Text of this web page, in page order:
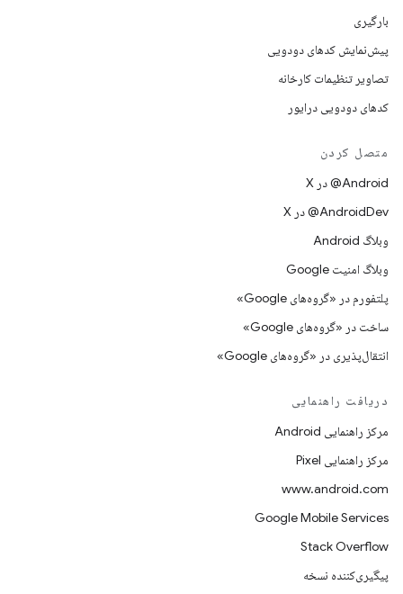
بارگیری
پیش‌نمایش کدهای دودویی
تصاویر تنظیمات کارخانه
کدهای دودویی درایور
متصل کردن
‫‎@Android در X
‫‎@AndroidDev در X
وبلاگ Android
وبلاگ امنیت Google
پلتفورم در «گروه‌های Google»
ساخت در «گروه‌های Google»
انتقال‌پذیری در «گروه‌های Google»
دریافت راهنمایی
مرکز راهنمایی Android
مرکز راهنمایی Pixel
www.android.com
Google Mobile Services
Stack Overflow
پیگیری‌کننده نسخه